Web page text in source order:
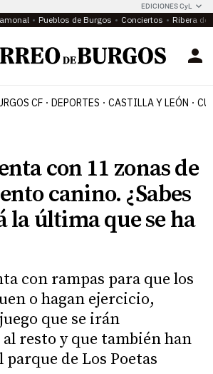
EDICIONES CyL
Pueblos de Burgos Conciertos Ribera del
CF DEPORTES CASTILLA Y LEÓN
con 11 zonas de
canino. ¿Sabes
la última que se ha
con rampas para que los
o hagan ejercicio,
que se irán
resto y que también han
parque de Los Poetas